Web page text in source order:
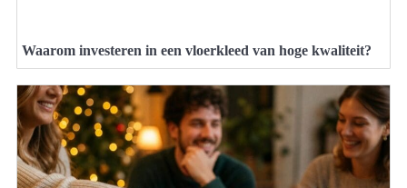
Waarom investeren in een vloerkleed van hoge kwaliteit?